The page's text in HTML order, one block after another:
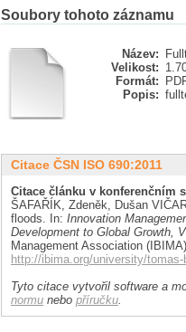
Soubory tohoto záznamu
Název:
Velikost:
Formát:
Popis:
Citace ČSN ISO 690:2011
Citace článku v konferenčním
ŠAFAŘÍK, Zdeněk, Dušan
floods. In: Innovation
Development to Global Growth,
Management Association
http://ibima.org/university/
Tyto citace vytvořil software a
normu nebo příručku.